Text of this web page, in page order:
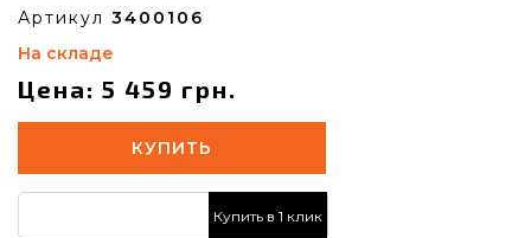
Артикул 3400106
На складе
Цена: 5 459 грн.
КУПИТЬ
Купить в 1 клик